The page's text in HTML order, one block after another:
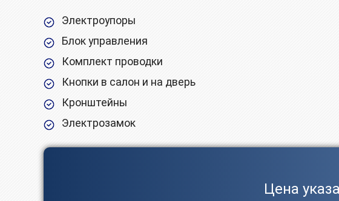
Электроупоры
Блок управления
Комплект проводки
Кнопки в салон и на дверь
Кронштейны
Электрозамок
Цена